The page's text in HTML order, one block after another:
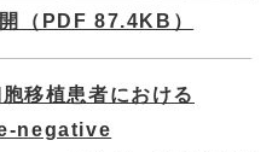
（PDF 87.4KB）
移植患者における
negative